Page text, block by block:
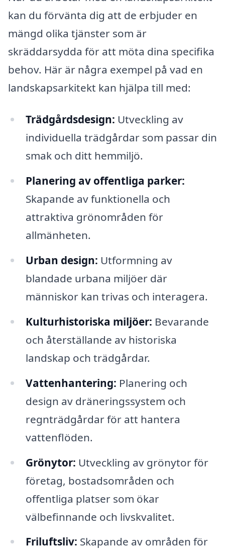
kan du förvänta dig att de erbjuder en
mängd olika tjänster som är
skräddarsydda för att möta dina specifika
behov. Här är några exempel på vad en
landskapsarkitekt kan hjälpa till med:
Trädgårdsdesign: Utveckling av
individuella trädgårdar som passar din
smak och ditt hemmiljö.
Planering av offentliga parker:
Skapande av funktionella och
attraktiva grönområden för
allmänheten.
Urban design: Utformning av
blandade urbana miljöer där
människor kan trivas och interagera.
Kulturhistoriska miljöer: Bevarande
och återställande av historiska
landskap och trädgårdar.
Vattenhantering: Planering och
design av dräneringssystem och
regnträdgårdar för att hantera
vattenflöden.
Grönytor: Utveckling av grönytor för
företag, bostadsområden och
offentliga platser som ökar
välbefinnande och livskvalitet.
Friluftsliv: Skapande av områden för